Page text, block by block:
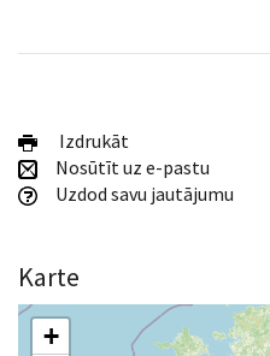
Izdrukāt
Nosūtīt uz e-pastu
Uzdod savu jautājumu
Karte
+